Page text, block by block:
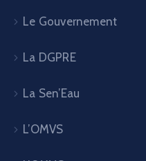
Le Gouvernement
La DGPRE
La Sen’Eau
L’OMVS